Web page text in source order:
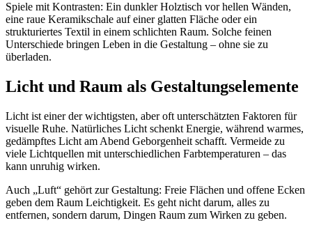
Spiele mit Kontrasten: Ein dunkler Holztisch vor hellen Wänden,
eine raue Keramikschale auf einer glatten Fläche oder ein
strukturiertes Textil in einem schlichten Raum. Solche feinen
Unterschiede bringen Leben in die Gestaltung – ohne sie zu
überladen.
Licht und Raum als Gestaltungselemente
Licht ist einer der wichtigsten, aber oft unterschätzten Faktoren für
visuelle Ruhe. Natürliches Licht schenkt Energie, während warmes,
gedämpftes Licht am Abend Geborgenheit schafft. Vermeide zu
viele Lichtquellen mit unterschiedlichen Farbtemperaturen – das
kann unruhig wirken.
Auch „Luft“ gehört zur Gestaltung: Freie Flächen und offene Ecken
geben dem Raum Leichtigkeit. Es geht nicht darum, alles zu
entfernen, sondern darum, Dingen Raum zum Wirken zu geben.